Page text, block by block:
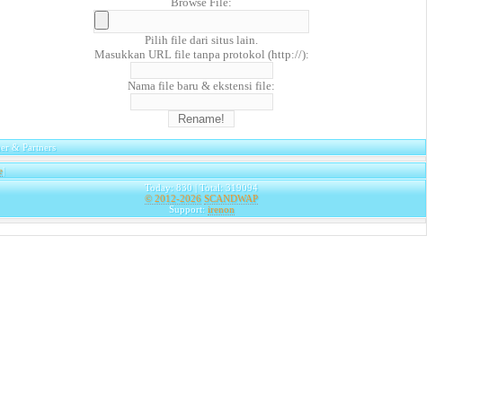
Pilih file dari situs lain.
Masukkan URL file tanpa protokol (http://):
Nama file baru & ekstensi file:
& Partners
|
Today: 830 | Total: 319094
© 2012-2026 SCANDWAP
Support: irenon